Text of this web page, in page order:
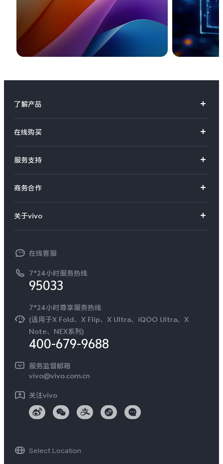
了解产品
S系列
Y系列
iQOO手机
T系列
NEX系列
在线购买
选购手机
选购配件
订单查询
服务支持
服务网点
查找手机
环保回收
安全公告
服务隐私政策
Log还原LUTs下载
vivo 办公套件
商务合作
开放平台
vivo 企业业务
廉正合规
国补营业执照
无线电发射设备销售备案
关于vivo
工作机会
新闻资讯
可持续发展
vivo 蔡司影像
开发者社区
蓝河操作系统
在线客服
7*24小时服务热线
95033
7*24小时尊享服务热线
(适用于X Fold、X Flip、X Ultra、iQOO Ultra、X
Note、NEX系列)
400-679-9688
服务监督邮箱
vivo@vivo.com.cn
关注vivo
Select Location